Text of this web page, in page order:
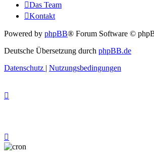
Das Team
Kontakt
Powered by phpBB® Forum Software ©
Deutsche Übersetzung durch phpBB.de
Datenschutz | Nutzungsbedingungen